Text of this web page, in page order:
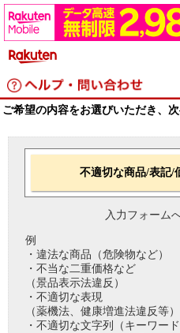
ご希望の内容をお選びいただき、次
不適切な商品/表記/
入力フォーム
例
・違法な商品（危険物など）
・不当な二重価格など
（景品表示法違反）
・不適切な表現
（薬機法、健康増進法違反等）
・不適切な文字列（キーワード